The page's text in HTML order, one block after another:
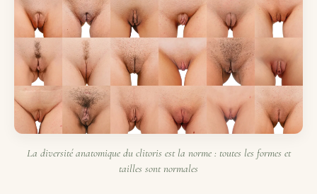
La diversité anatomique du clitoris est la norme : toutes les formes et
tailles sont normales